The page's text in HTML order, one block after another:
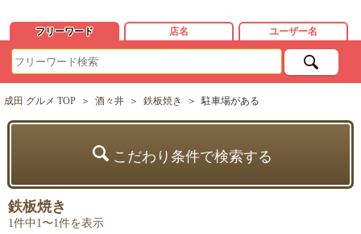
フリーワード 店名 ユーザー名
成田 グルメ TOP ＞ 酒々井 ＞ 鉄板焼き ＞駐車場がある
こだわり条件で検索する
鉄板焼き
1件中1〜1件を表示